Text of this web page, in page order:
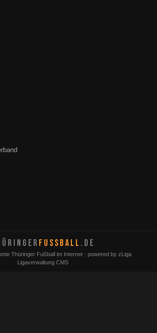
FUSSBALL .DE
Thüringer Fußball im Internet · powered by zLiga
Ligaverwaltung CMS